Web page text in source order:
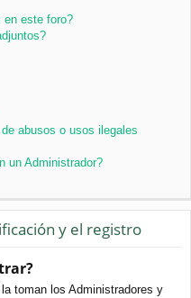
en este foro?
abusos o usos ilegales
un Administrador?
y el registro
toman los Administradores y